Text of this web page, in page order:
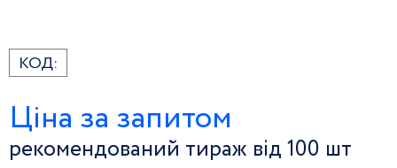
КОД:
Ціна за запитом
рекомендований тираж від 100 шт